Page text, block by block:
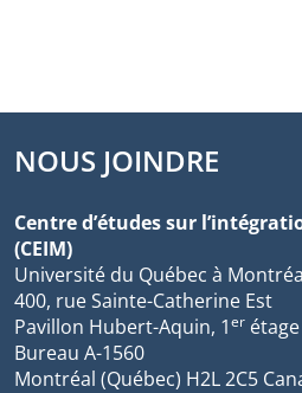
NOUS JOINDRE
Centre d’études sur
(CEIM)
Université du Québec à
400, rue Sainte-Catherine Est
Pavillon Hubert-Aquin, 1er étage
Bureau A-1560
Montréal (Québec) H2L 2C5